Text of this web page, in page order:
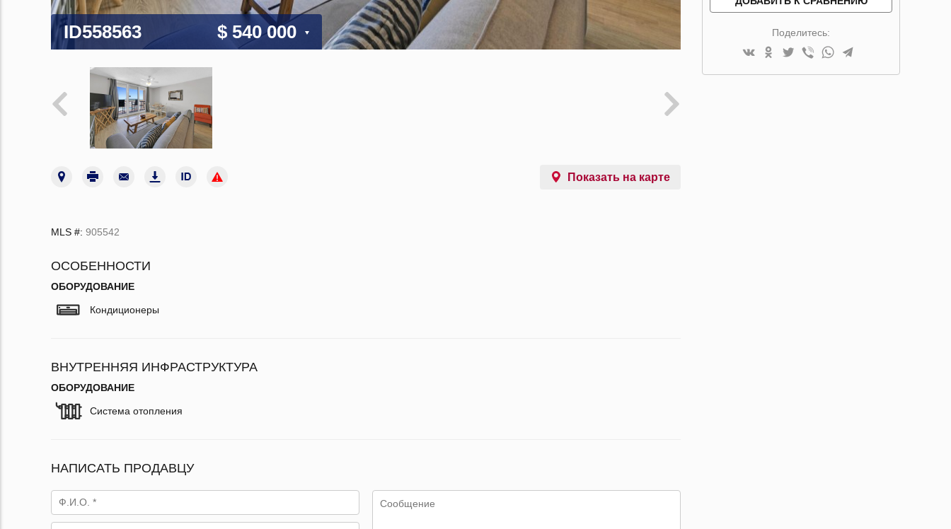
ID558563 $ 540 000
Показать на карте
MLS #: 905542
ОСОБЕННОСТИ
ОБОРУДОВАНИЕ
Кондиционеры
ВНУТРЕННЯЯ ИНФРАСТРУКТУРА
ОБОРУДОВАНИЕ
Система отопления
НАПИСАТЬ ПРОДАВЦУ
Поделитесь: